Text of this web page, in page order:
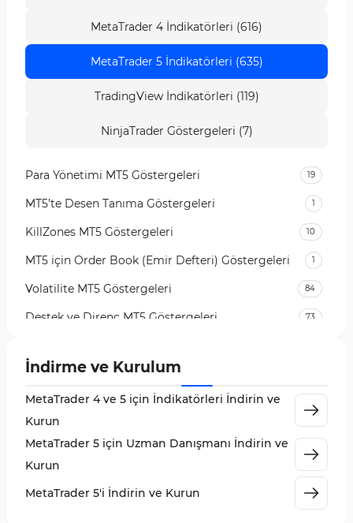
MetaTrader 4 İndikatörleri (616)
MetaTrader 5 İndikatörleri (635)
TradingView İndikatörleri (119)
NinjaTrader Göstergeleri (7)
Para Yönetimi MT5 Göstergeleri 19
MT5’te Desen Tanıma Göstergeleri 1
KillZones MT5 Göstergeleri 10
MT5 için Order Book (Emir Defteri) Göstergeleri 1
Volatilite MT5 Göstergeleri 84
Destek ve Direnç MT5 Göstergeleri 73
MetaTrader 5 için Order Flow Göstergeleri
MetaTrader 5 için Expert Advisor (EA)
3
Sinyal ve Tahmin MT5 Göstergeleri 232
MetaTrader 5 için Volume Profile Göstergeleri 2
İndirme ve Kurulum
MetaTrader 4 ve 5 için İndikatörleri İndirin ve
Kurun
MetaTrader 5 için Uzman Danışmanı İndirin ve
Kurun
MetaTrader 5'i İndirin ve Kurun